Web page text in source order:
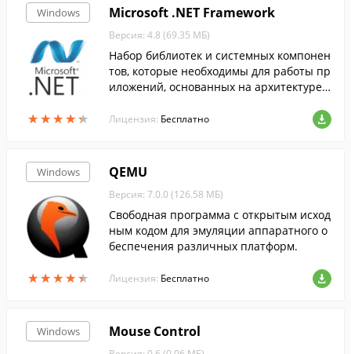
Windows
★★★★★
★★★★★
Microsoft .NET Framework
Версия: 4.8 (69.35 МБ)
Набор библиотек и системных компонен
тов, которые необходимы для работы пр
иложений, основанных на архитектуре .
Лицензия: Бесплатно
Windows
★★★★★
★★★★★
QEMU
Версия: 7.0.0 (126.58 МБ)
Свободная программа с открытым исход
ным кодом для эмуляции аппаратного о
беспечения различных платформ.
Лицензия: Бесплатно
Windows Mouse Control